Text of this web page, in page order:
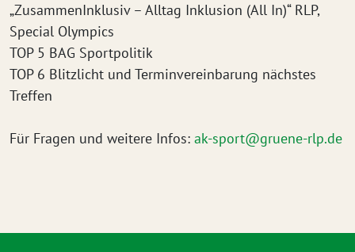
„ZusammenInklusiv – Alltag Inklusion (All In)“ RLP,
Special Olympics
TOP 5 BAG Sportpolitik
TOP 6 Blitzlicht und Terminvereinbarung nächstes
Treffen
Für Fragen und weitere Infos: ak-sport@gruene-rlp.de